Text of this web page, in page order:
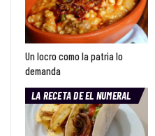
Un locro como la patria lo
demanda
LA RECETA DE EL NUMERAL